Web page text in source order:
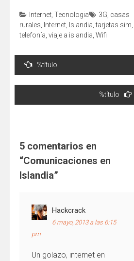
Internet Tecnologia 3G casas
rurales
Internet Islandia ,tarjetas sim
telefonía viaje a islandia Wifi
Navegación
entradas
%título
%título
5 comentarios en
“Comunicaciones en
Islandia”
Hackcrack
6 mayo, 2013 a las 6:15
pm
Un golazo, internet en